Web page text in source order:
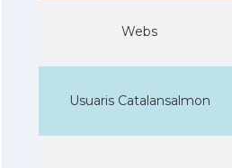
Webs
Usuaris Catalansalmon